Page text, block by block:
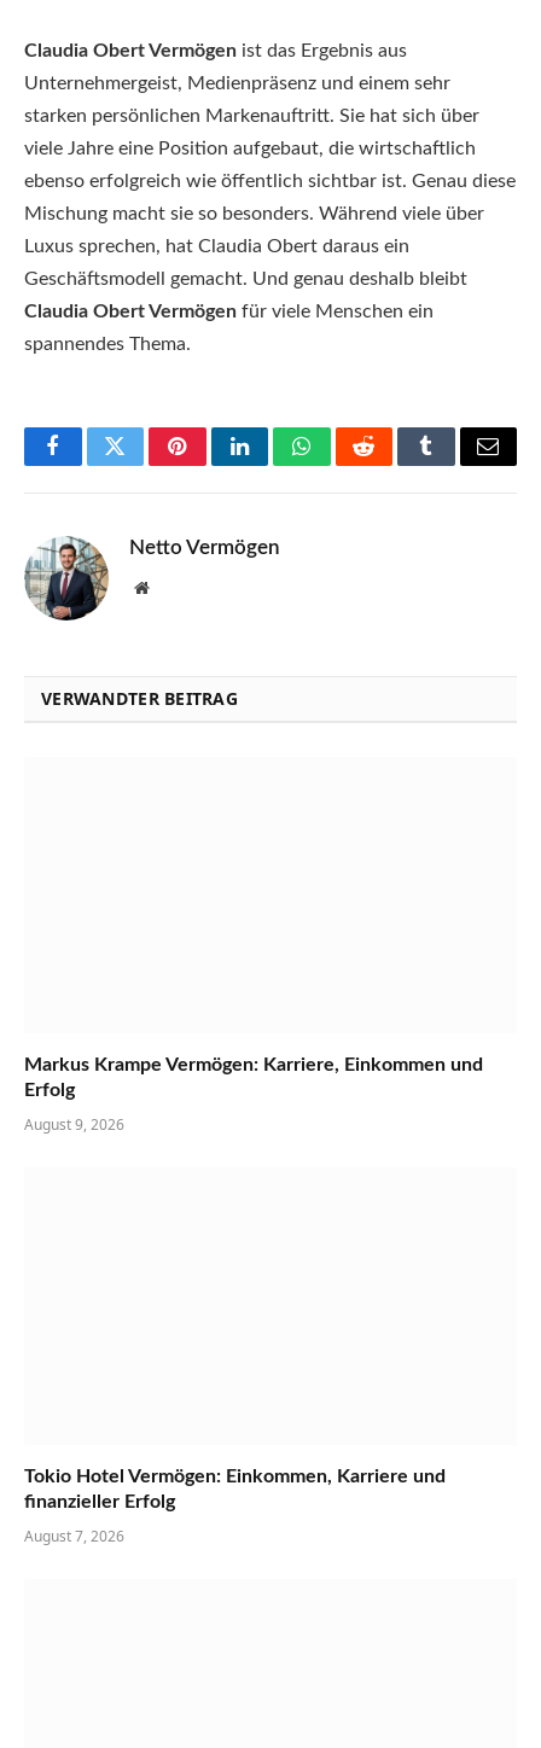
Claudia Obert Vermögen ist das Ergebnis aus
Unternehmergeist, Medienpräsenz und einem sehr
starken persönlichen Markenauftritt. Sie hat sich über
viele Jahre eine Position aufgebaut, die wirtschaftlich
ebenso erfolgreich wie öffentlich sichtbar ist. Genau diese
Mischung macht sie so besonders. Während viele über
Luxus sprechen, hat Claudia Obert daraus ein
Geschäftsmodell gemacht. Und genau deshalb bleibt
Claudia Obert Vermögen für viele Menschen ein
spannendes Thema.
FacebookTwitterPinterestLinkedInWhatsAppRedditTumblrEmail
Netto Vermögen
Website
VERWANDTER BEITRAG
Markus Krampe Vermögen: Karriere, Einkommen und
Erfolg
August 9, 2026
Tokio Hotel Vermögen: Einkommen, Karriere und
finanzieller Erfolg
August 7, 2026